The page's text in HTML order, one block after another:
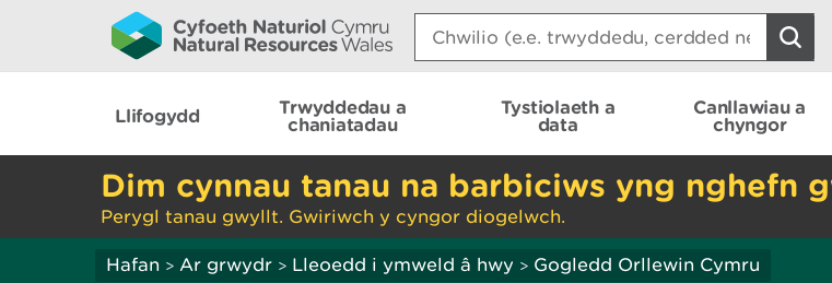
Search:
Llifogydd
Trwyddedau a
chaniatadau
Tystiolaeth a
data
Canllawiau a
chyngor
Dim cynnau tanau na barbiciws yng nghefn
Perygl tanau gwyllt. Gwiriwch y cyngor diogelwch.
Hafan > Ar grwydr > Lleoedd i ymweld â hwy > Gogledd Orllewin Cymru